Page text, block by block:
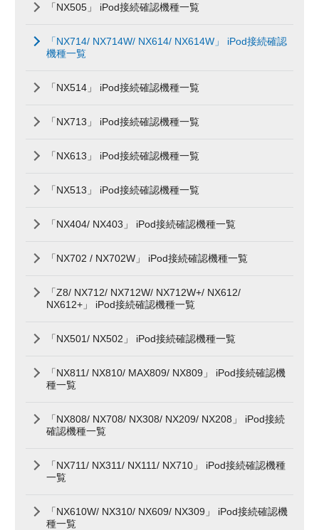
「NX505」 iPod接続確認機種一覧
「NX714/ NX714W/ NX614/ NX614W」 iPod接続確認
機種一覧
「NX514」 iPod接続確認機種一覧
「NX713」 iPod接続確認機種一覧
「NX613」 iPod接続確認機種一覧
「NX513」 iPod接続確認機種一覧
「NX404/ NX403」 iPod接続確認機種一覧
「NX702 / NX702W」 iPod接続確認機種一覧
「Z8/ NX712/ NX712W/ NX712W+/ NX612/
NX612+」 iPod接続確認機種一覧
「NX501/ NX502」 iPod接続確認機種一覧
「NX811/ NX810/ MAX809/ NX809」 iPod接続確認機
種一覧
「NX808/ NX708/ NX308/ NX209/ NX208」 iPod接続
確認機種一覧
「NX711/ NX311/ NX111/ NX710」 iPod接続確認機種
一覧
「NX610W/ NX310/ NX609/ NX309」 iPod接続確認機
種一覧